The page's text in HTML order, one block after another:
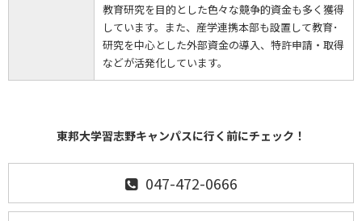
教育研究を目的とした色々な競争的資金も多く獲得
しています。また、産学連携本部も設置して教育･
研究を中心とした外部資金の導入、特許申請・取得
などが活発化しています。
東邦大学習志野キャンパスに行く前にチェック！
047-472-0666